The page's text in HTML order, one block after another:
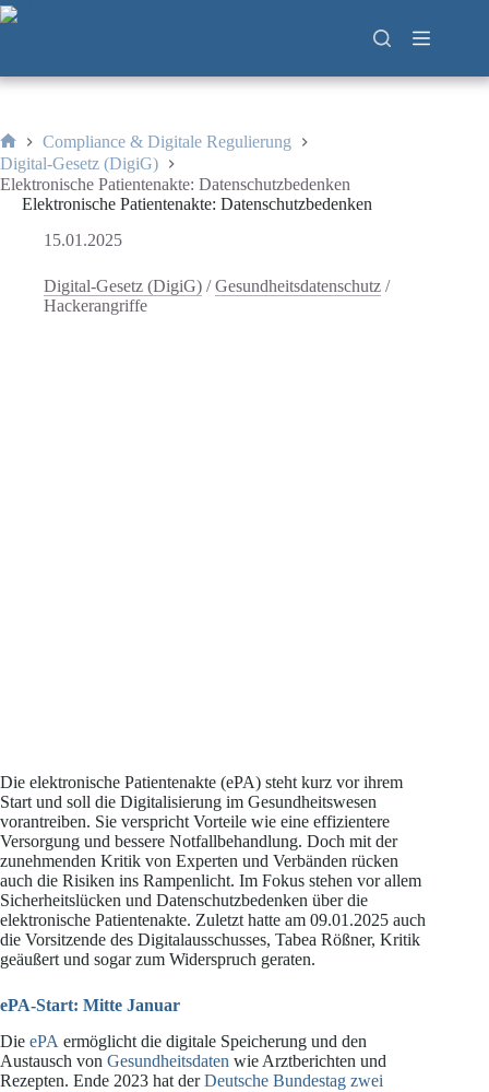
Zum
Inhalt
Start
Compliance & Digitale Regulierung
Digital-Gesetz (DigiG)
Elektronische Patientenakte: Datenschutzbedenken
Elektronische Patientenakte: Datenschutzbedenken
15.01.2025
Digital-Gesetz (DigiG) /Gesundheitsdatenschutz /
Hackerangriffe
Die elektronische Patientenakte (ePA) steht kurz vor ihrem
Start und soll die Digitalisierung im Gesundheitswesen
vorantreiben. Sie verspricht Vorteile wie eine effizientere
Versorgung und bessere Notfallbehandlung. Doch mit der
zunehmenden Kritik von Experten und Verbänden rücken
auch die Risiken ins Rampenlicht. Im Fokus stehen vor allem
Sicherheitslücken und Datenschutzbedenken über die
elektronische Patientenakte. Zuletzt hatte am 09.01.2025 auch
die Vorsitzende des Digitalausschusses, Tabea Rößner, Kritik
geäußert und sogar zum Widerspruch geraten.
ePA-Start: Mitte Januar
Die ePA ermöglicht die digitale Speicherung und den
Austausch von Gesundheitsdaten wie Arztberichten und
Rezepten. Ende 2023 hat derDeutsche Bundestag zwei